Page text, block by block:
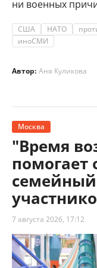
ни военных
США НАТО
иноСМИ
Автор: Аня Куликова
Москва
"Время
помогает
7 августа 2026, 17:12